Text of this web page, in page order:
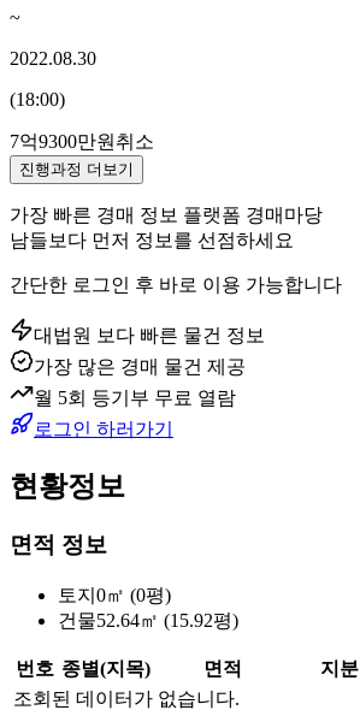
~
2022.08.30
(18:00)
7억9300만원 취소
진행과정 더보기
가장 빠른 경매 정보 플랫폼 경매마당
남들보다 먼저 정보를 선점하세요
간단한 로그인 후 바로 이용 가능합니다
대법원 보다 빠른 물건 정보
가장 많은 경매 물건 제공
월 5회 등기부 무료 열람
로그인 하러가기
현황정보
면적 정보
토지 0㎡ (0평)
건물52.64㎡ (15.92평)
번호 종별(지목) 면적 지분
조회된 데이터가 없습니다.